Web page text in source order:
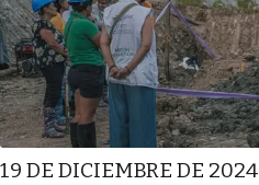
19 DE DICIEMBRE DE 2024